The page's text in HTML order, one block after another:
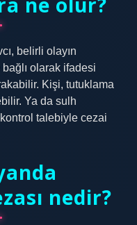
belirli olayın
olarak ifadesi
Kişi, tutuklama
Ya da sulh
talebiyle cezai
nedir?